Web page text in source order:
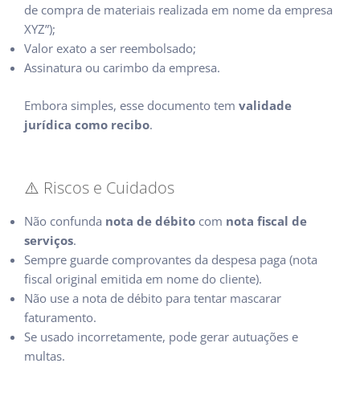
de compra de materiais realizada em nome da empresa
XYZ”);
Valor exato a ser reembolsado;
Assinatura ou carimbo da empresa.
Embora simples, esse documento tem validade
jurídica como recibo.
⚠️ Riscos e Cuidados
Não confunda nota de débito com nota fiscal de
serviços.
Sempre guarde comprovantes da despesa paga (nota
fiscal original emitida em nome do cliente).
Não use a nota de débito para tentar mascarar
faturamento.
Se usado incorretamente, pode gerar autuações e
multas.